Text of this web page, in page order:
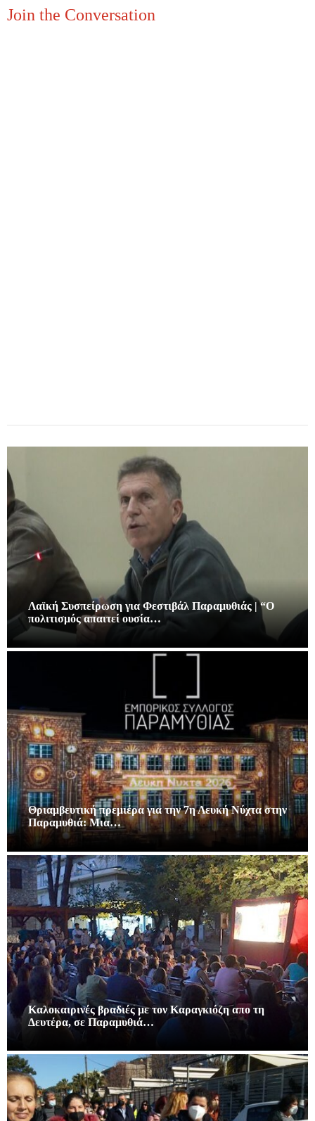
Join the Conversation
Λαϊκή Συσπείρωση για Φεστιβάλ Παραμυθιάς | “Ο
πολιτισμός απαιτεί ουσία…
Θριαμβευτική πρεμιέρα για την 7η Λευκή Νύχτα στην
Παραμυθιά: Μια…
Καλοκαιρινές βραδιές με τον Καραγκιόζη απο τη
Δευτέρα, σε Παραμυθιά…